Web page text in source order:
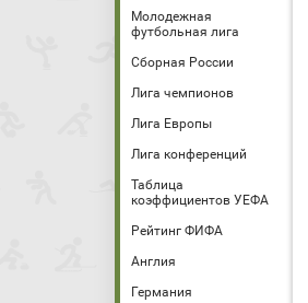
Молодежная
футбольная лига
Сборная России
Лига чемпионов
Лига Европы
Лига конференций
Таблица
коэффициентов УЕФА
Рейтинг ФИФА
Англия
Германия